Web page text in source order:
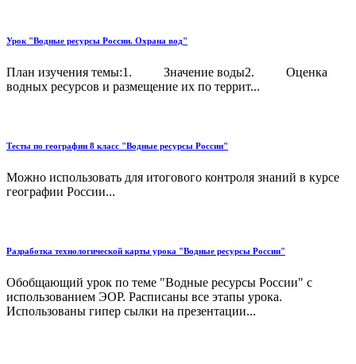
Урок "Водные ресурсы России. Охрана вод"
План изучения темы:1. Значение воды2. Оценка
водных ресурсов и размещение их по террит...
Тесты по географии 8 класс "Водные ресурсы России"
Можно использовать для итогового контроля знаний в курсе
географии России...
Разработка технологической карты урока "Водные ресурсы России"
Обобщающий урок по теме "Водные ресурсы России" с
использованием ЭОР. Расписаны все этапы урока.
Использованы гипер сылки на презентации...